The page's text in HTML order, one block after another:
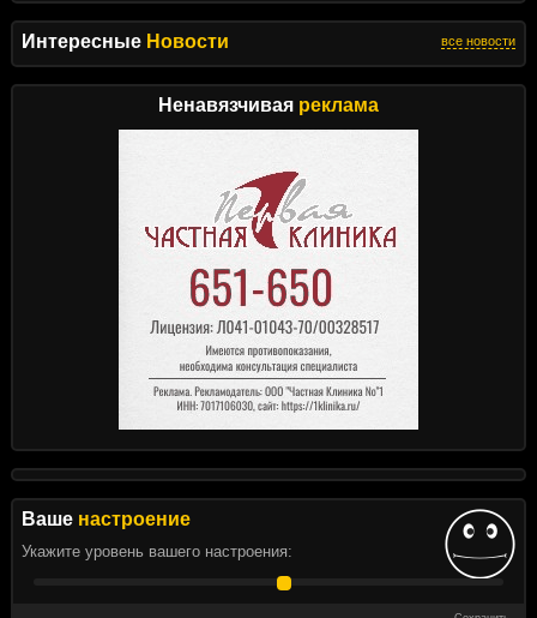
Интересные Новости все новости
Ненавязчивая реклама
Ваше настроение
Укажите уровень вашего настроения: